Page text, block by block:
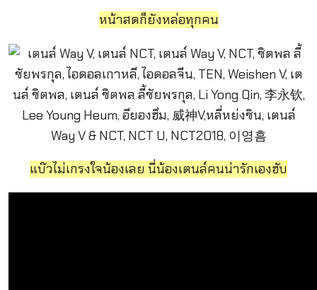
หน้าสดก็ยังหล่อทุกคน
แบ๊วไม่เกรงใจน้องเลย นี่น้องเตนล์คนน่ารักเองฮับ